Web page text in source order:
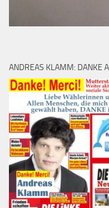
ANDREAS KLAMM: DANKE